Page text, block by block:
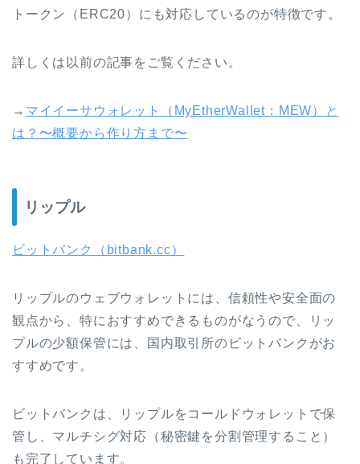
トークン（ERC20）にも対応しているのが特徴です。
詳しくは以前の記事をご覧ください。
→ マイイーサウォレット（MyEtherWallet：MEW）と
は？〜概要から作り方まで〜
リップル
ビットバンク（bitbank.cc）
リップルのウェブウォレットには、信頼性や安全面の
観点から、特におすすめできるものがなうので、リッ
プルの少額保管には、国内取引所のビットバンクがお
すすめです。
ビットバンクは、リップルをコールドウォレットで保
管し、マルチシグ対応（秘密鍵を分割管理すること）
も完了しています。